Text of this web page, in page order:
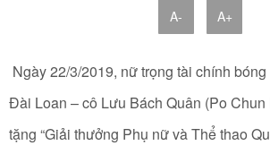
A- A+
Ngày 22/3/2019, nữ trọng tài chính
Đài Loan – cô Lưu Bách Quân (Po Chun
tặng “Giải thưởng Phụ nữ và Thể thao